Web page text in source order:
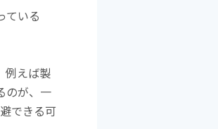
ている
例えば製
のが、一
できる可